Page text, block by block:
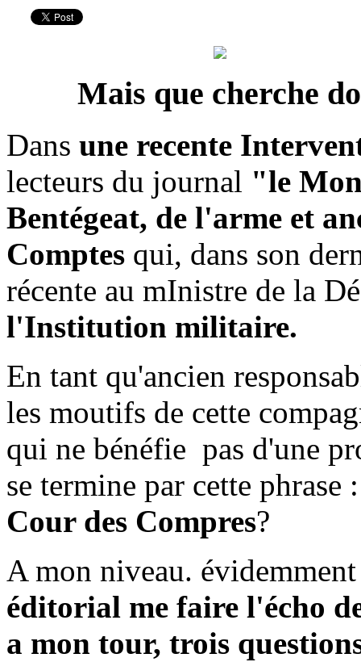
Mais que cherche
Dans une recente
lecteurs du journal "le
Bentégeat, de l'arme et
Comptes qui, dans son
récente au mInistre de la
l'Institution militaire.
En tant qu'ancien
les moutifs de cette
qui ne bénéfie pas d'une
se termine par cette phrase :
Cour des Compres?
A mon niveau.
éditorial me faire l'écho
a mon tour, trois